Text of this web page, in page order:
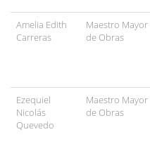
Amelia Edith
Carreras
Maestro Mayor
de Obras
Ezequiel
Nicolás
Quevedo
Maestro Mayor
de Obras